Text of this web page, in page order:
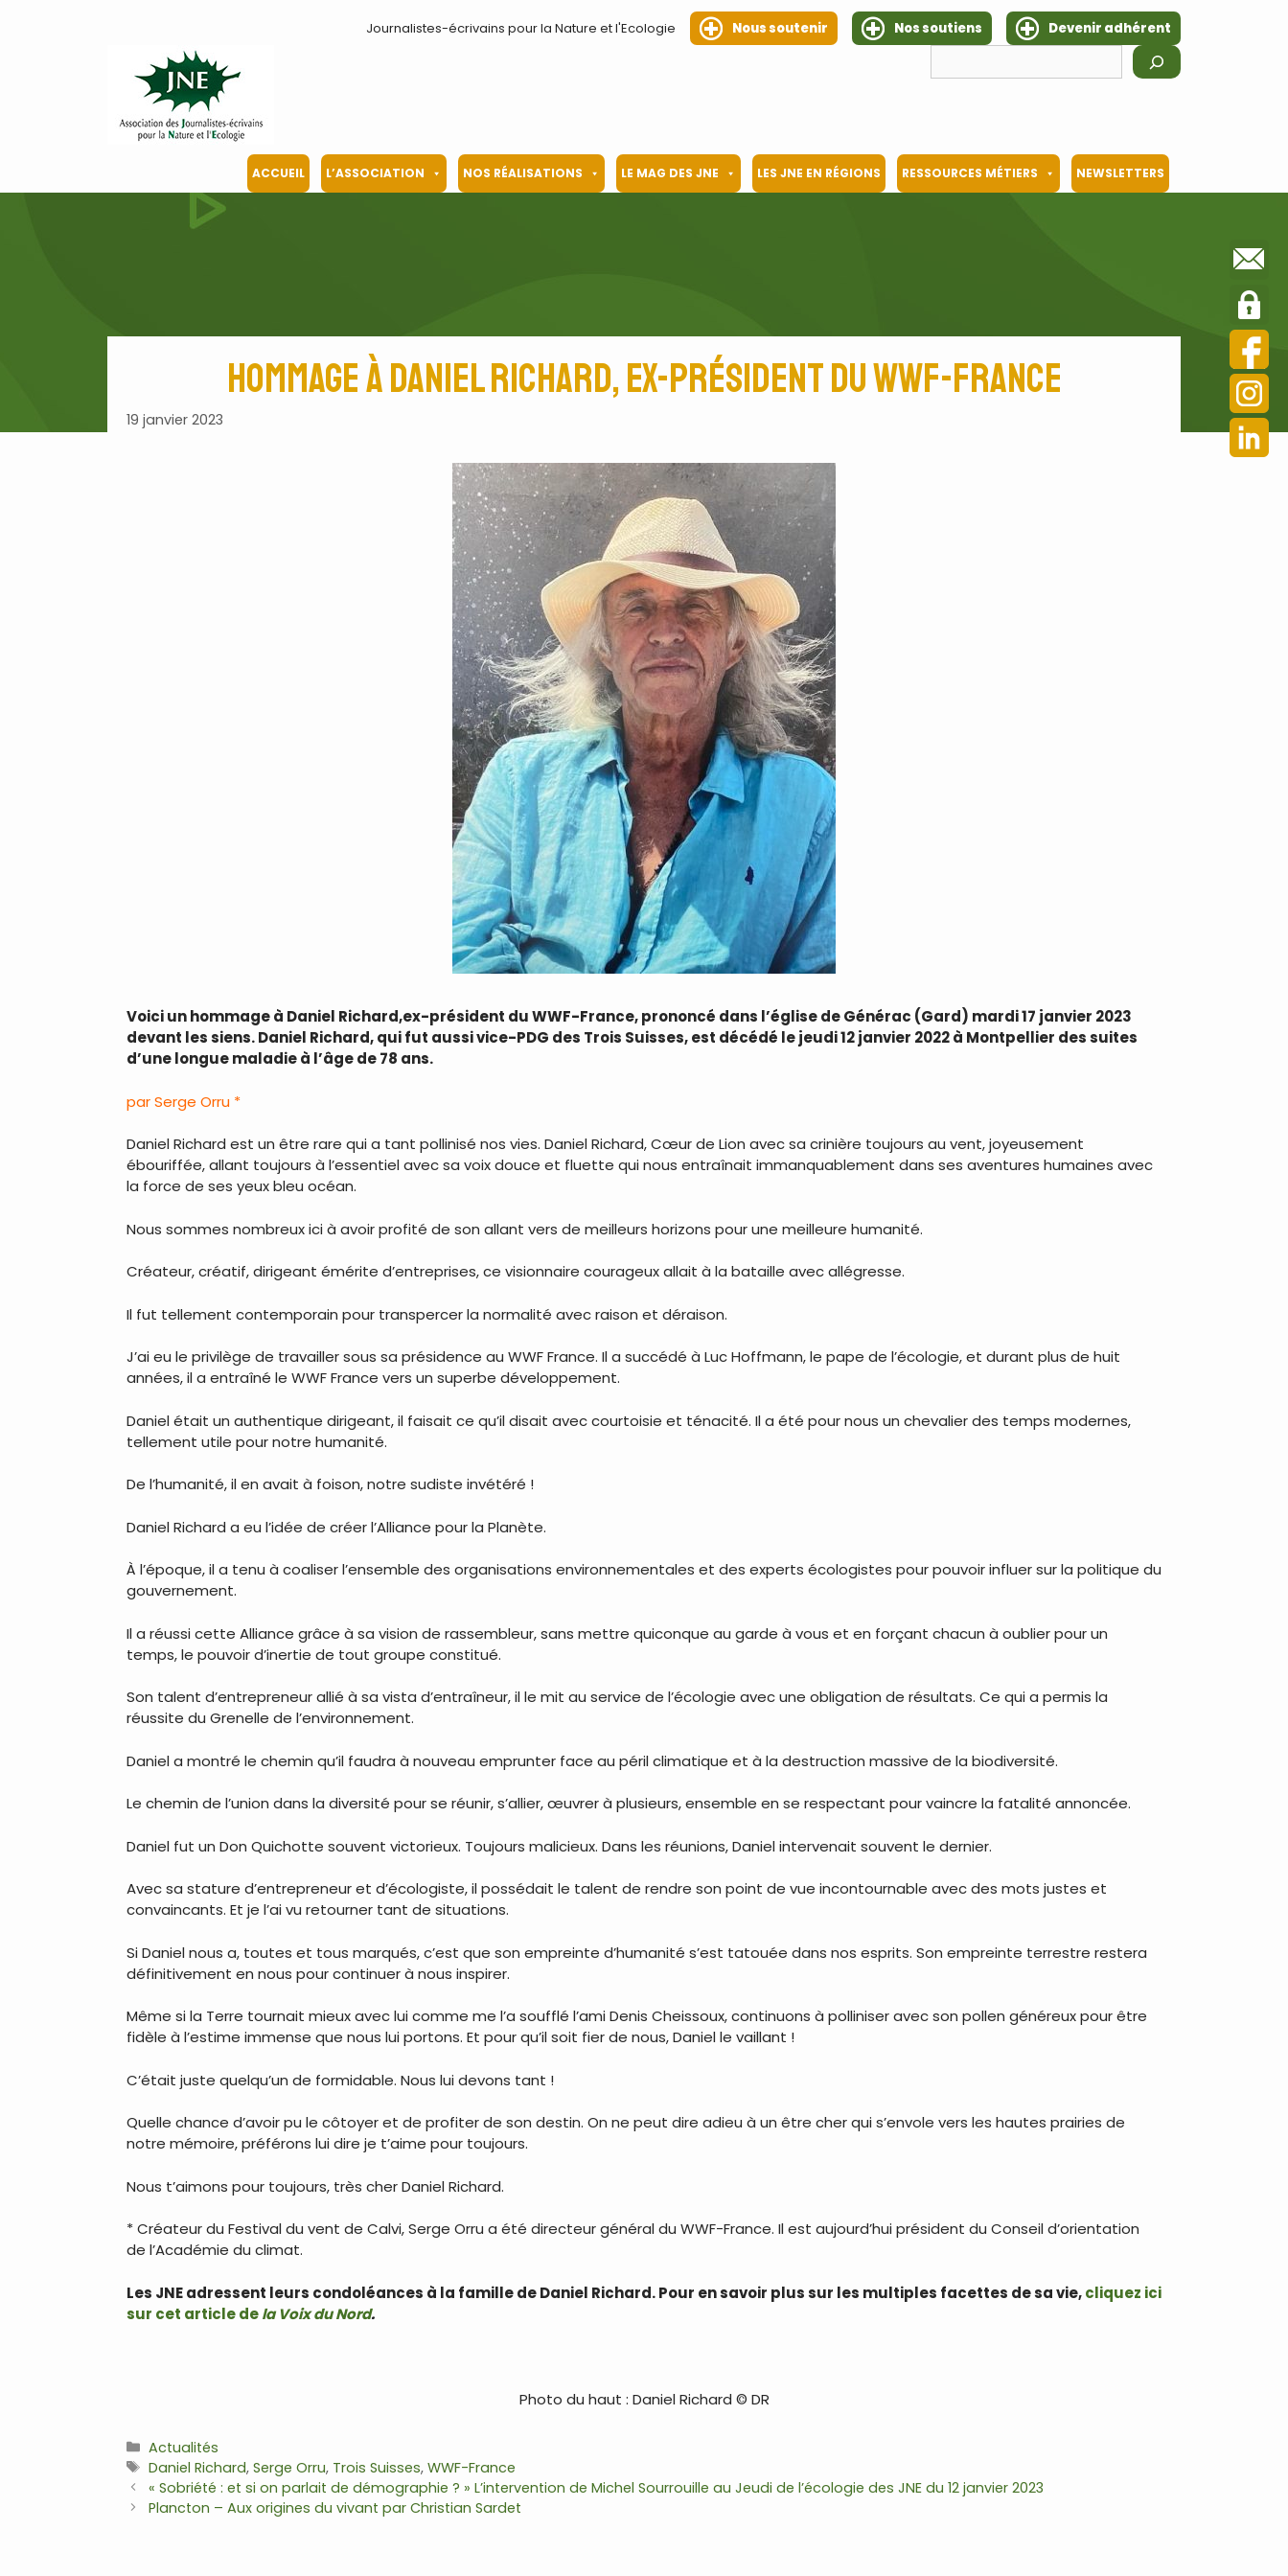
Journalistes-écrivains pour la Nature et l'Ecologie Nous soutenir Nos soutiens
Devenir adhérent
ACCUEIL L’ASSOCIATION NOS RÉALISATIONS LE MAG DES JNE LES JNE EN RÉGIONS RESSOURCES MÉTIERS NEWSLETTERS
Hommage à Daniel Richard, ex-président du WWF-France
19 janvier 2023
Voici un hommage à Daniel Richard,ex-président du WWF-France, prononcé dans l’église de Générac (Gard) mardi 17 janvier 2023
devant les siens. Daniel Richard, qui fut aussi vice-PDG des Trois Suisses, est décédé le jeudi 12 janvier 2022 à Montpellier des suites
d’une longue maladie à l’âge de 78 ans.
par Serge Orru *
Daniel Richard est un être rare qui a tant pollinisé nos vies. Daniel Richard, Cœur de Lion avec sa crinière toujours au vent, joyeusement
ébouriffée, allant toujours à l’essentiel avec sa voix douce et fluette qui nous entraînait immanquablement dans ses aventures humaines avec
la force de ses yeux bleu océan.
Nous sommes nombreux ici à avoir profité de son allant vers de meilleurs horizons pour une meilleure humanité.
Créateur, créatif, dirigeant émérite d’entreprises, ce visionnaire courageux allait à la bataille avec allégresse.
Il fut tellement contemporain pour transpercer la normalité avec raison et déraison.
J’ai eu le privilège de travailler sous sa présidence au WWF France. Il a succédé à Luc Hoffmann, le pape de l’écologie, et durant plus de huit
années, il a entraîné le WWF France vers un superbe développement.
Daniel était un authentique dirigeant, il faisait ce qu’il disait avec courtoisie et ténacité. Il a été pour nous un chevalier des temps modernes,
tellement utile pour notre humanité.
De l’humanité, il en avait à foison, notre sudiste invétéré !
Daniel Richard a eu l’idée de créer l’Alliance pour la Planète.
À l’époque, il a tenu à coaliser l’ensemble des organisations environnementales et des experts écologistes pour pouvoir influer sur la politique du
gouvernement.
Il a réussi cette Alliance grâce à sa vision de rassembleur, sans mettre quiconque au garde à vous et en forçant chacun à oublier pour un
temps, le pouvoir d’inertie de tout groupe constitué.
Son talent d’entrepreneur allié à sa vista d’entraîneur, il le mit au service de l’écologie avec une obligation de résultats. Ce qui a permis la
réussite du Grenelle de l’environnement.
Daniel a montré le chemin qu’il faudra à nouveau emprunter face au péril climatique et à la destruction massive de la biodiversité.
Le chemin de l’union dans la diversité pour se réunir, s’allier, œuvrer à plusieurs, ensemble en se respectant pour vaincre la fatalité annoncée.
Daniel fut un Don Quichotte souvent victorieux. Toujours malicieux. Dans les réunions, Daniel intervenait souvent le dernier.
Avec sa stature d’entrepreneur et d’écologiste, il possédait le talent de rendre son point de vue incontournable avec des mots justes et
convaincants. Et je l’ai vu retourner tant de situations.
Si Daniel nous a, toutes et tous marqués, c’est que son empreinte d’humanité s’est tatouée dans nos esprits. Son empreinte terrestre restera
définitivement en nous pour continuer à nous inspirer.
Même si la Terre tournait mieux avec lui comme me l’a soufflé l’ami Denis Cheissoux, continuons à polliniser avec son pollen généreux pour être
fidèle à l’estime immense que nous lui portons. Et pour qu’il soit fier de nous, Daniel le vaillant !
C’était juste quelqu’un de formidable. Nous lui devons tant !
Quelle chance d’avoir pu le côtoyer et de profiter de son destin. On ne peut dire adieu à un être cher qui s’envole vers les hautes prairies de
notre mémoire, préférons lui dire je t’aime pour toujours.
Nous t’aimons pour toujours, très cher Daniel Richard.
* Créateur du Festival du vent de Calvi, Serge Orru a été directeur général du WWF-France. Il est aujourd’hui président du Conseil d’orientation
de l’Académie du climat.
Les JNE adressent leurs condoléances à la famille de Daniel Richard. Pour en savoir plus sur les multiples facettes de sa vie,cliquez ici
sur cet article dela Voix du Nord.
Photo du haut : Daniel Richard © DR
Catégories
Actualités
Étiquettes
Daniel Richard,Serge Orru, Trois Suisses,WWF-France
Navigation
des
« Sobriété : et si on parlait de démographie ? » L’intervention de Michel Sourrouille au Jeudi de l’écologie des JNE du 12 janvier 2023
Plancton – Aux origines du vivant par Christian Sardet